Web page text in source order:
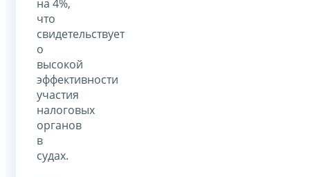
на 4%,
что
свидетельствует
о
высокой
эффективности
участия
налоговых
органов
в
судах.